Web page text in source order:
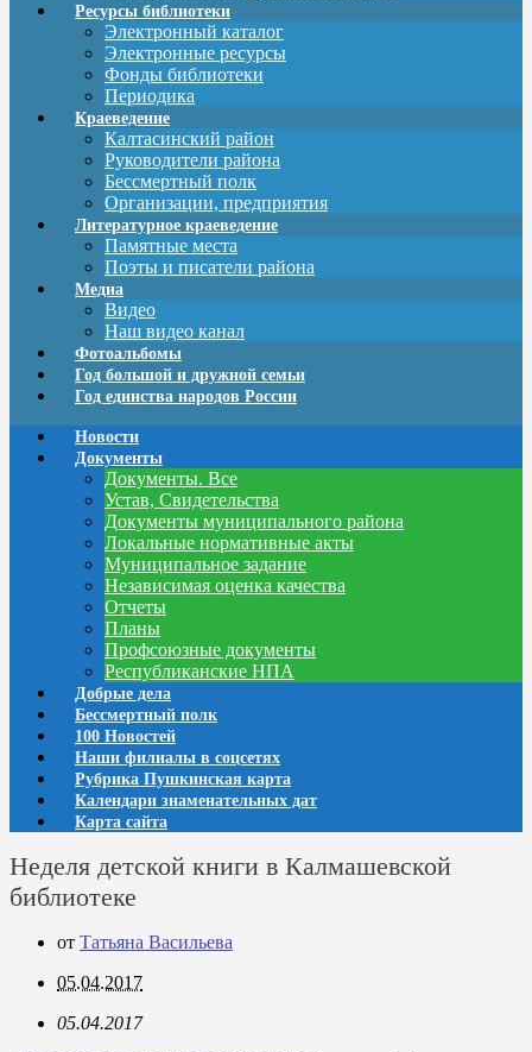
Ресурсы библиотеки
Электронный каталог
Электронные ресурсы
Фонды библиотеки
Периодика
Краеведение
Калтасинский район
Руководители района
Бессмертный полк
Организации, предприятия
Литературное краеведение
Памятные места
Поэты и писатели района
Медиа
Видео
Наш видео канал
Фотоальбомы
Год большой и дружной семьи
Год единства народов России
Новости
Документы
Документы. Все
Устав, Свидетельства
Документы муниципального района
Локальные нормативные акты
Муниципальное задание
Независимая оценка качества
Отчеты
Планы
Профсоюзные документы
Республиканские НПА
Добрые дела
Бессмертный полк
100 Новостей
Наши филиалы в соцсетях
Рубрика Пушкинская карта
Календари знаменательных дат
Карта сайта
Неделя детской книги в Калмашевской
библиотеке
от Татьяна Васильева
05.04.2017
05.04.2017